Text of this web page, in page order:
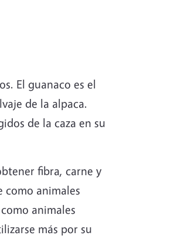
El guanaco es el
de la alpaca.
de la caza en su
fibra, carne y
como animales
animales
más por su